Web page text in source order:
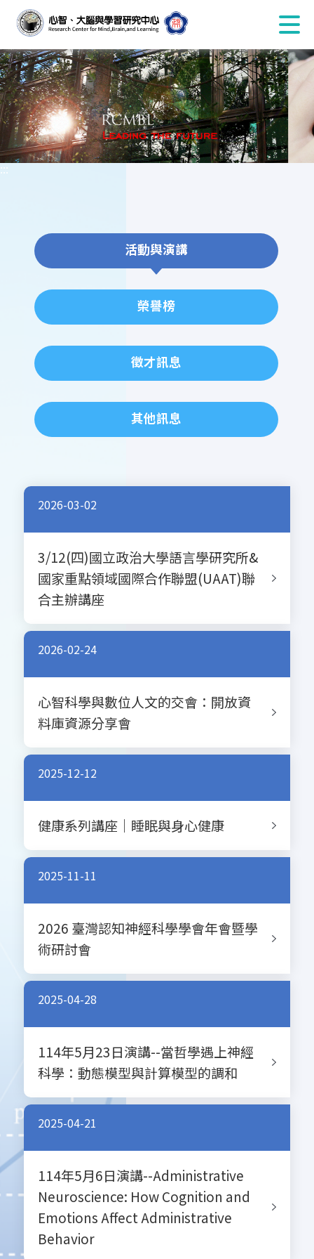
:::
活動與演講
榮譽榜
徵才訊息
其他訊息
2026-03-02
3/12(四)國立政治大學語言學研究所&
國家重點領域國際合作聯盟(UAAT)聯
合主辦講座
2026-02-24
心智科學與數位人文的交會：開放資
料庫資源分享會
2025-12-12
健康系列講座｜睡眠與身心健康
2025-11-11
2026 臺灣認知神經科學學會年會暨學
術研討會
2025-04-28
114年5月23日演講--當哲學遇上神經
科學：動態模型與計算模型的調和
2025-04-21
114年5月6日演講--Administrative
Neuroscience: How Cognition and
Emotions Affect Administrative
Behavior